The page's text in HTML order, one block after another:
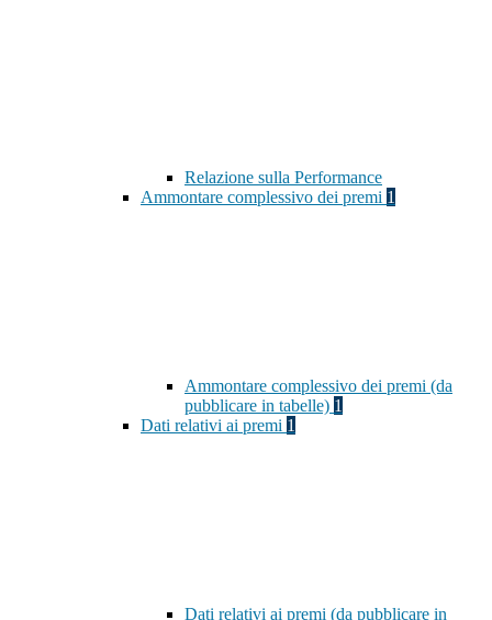
Relazione sulla Performance
Ammontare complessivo dei premi 1
Ammontare complessivo dei premi (da
pubblicare in tabelle) 1
Dati relativi ai premi 1
Dati relativi ai premi (da pubblicare in